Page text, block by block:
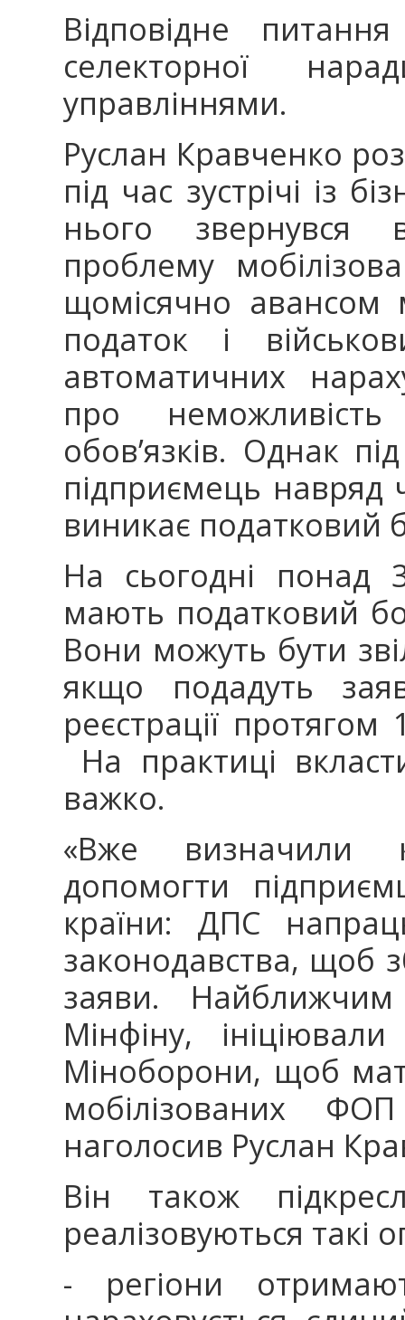
Відповідне
селекторної
управліннями.
Руслан Кравченко
під час зустрічі із
нього звернувся
проблему
щомісячно авансом
податок і
автоматичних
про
обов’язків. Однак
підприємець
виникає податковий
На сьогодні понад
мають податковий
Вони можуть бути
якщо подадуть
реєстрації протягом
На практиці
важко.
«Вже визначили
допомогти
країни: ДПС
законодавства, щоб
заяви.
Мінфіну,
Міноборони, щоб
мобілізованих
наголосив Руслан
Він також
реалізовуються такі
- регіони